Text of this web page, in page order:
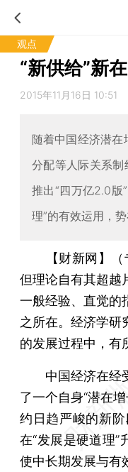
观点
“新供给”新
2015年11月16日 10:51
随着中国经济潜在
分配等人际关系制
推出“四万亿2.0版
理”的有效运用，
【财新网】
但理论自有其超越
一般经验、直觉的
之所在。经济学研
的发展过程中，有
中国经济在经受
了一个自身“潜在
约日趋严峻的新
在“发展是硬道理”
使中长期发展与有